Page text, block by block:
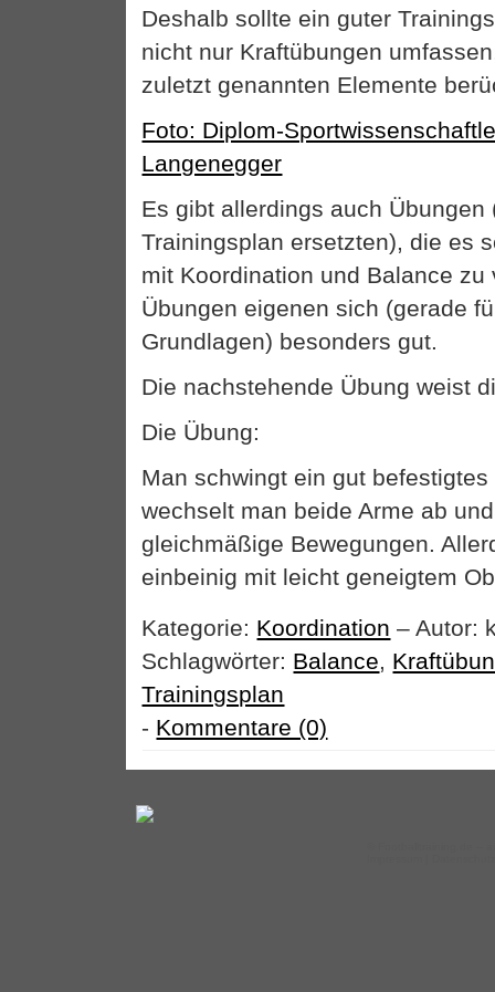
Deshalb sollte ein guter
nicht nur Kraftübungen
zuletzt genannten Elemente
Foto: Diplom-
Langenegger
Es gibt allerdings auch
Trainingsplan ersetzten), die es
mit Koordination und Balance zu
Übungen eigenen sich (gerade
Grundlagen) besonders gut.
Die nachstehende Übung weist
Die Übung:
Man schwingt ein gut
wechselt man beide Arme ab
gleichmäßige Bewegungen.
einbeinig mit leicht geneigtem
Kategorie: Koordination – Autor:
Schlagwörter: Balance,
Trainingsplan
- Kommentare (0)